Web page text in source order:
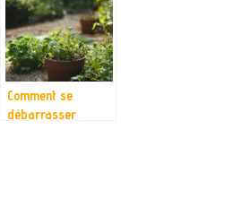
Comment se
débarrasser